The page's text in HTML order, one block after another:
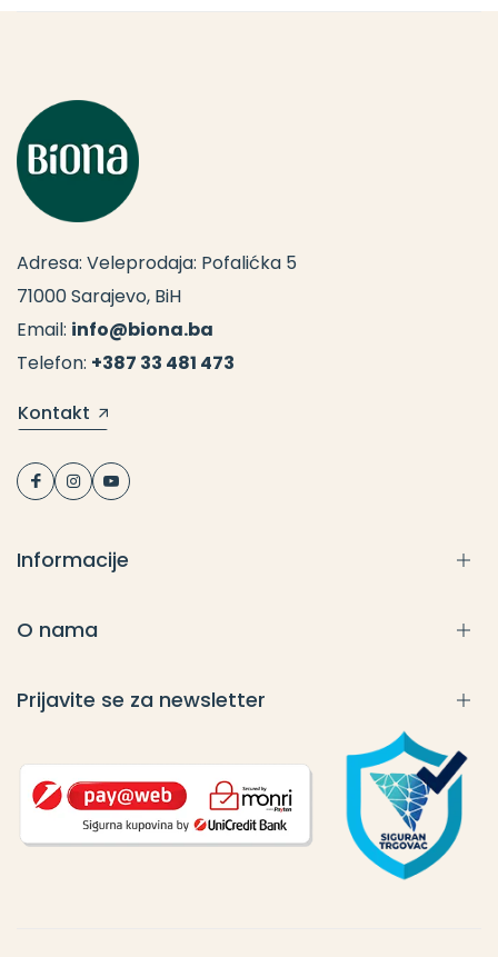
Adresa: Veleprodaja: Pofalićka 5
71000 Sarajevo, BiH
Email: info@biona.ba
Telefon: +387 33 481 473
Kontakt
Informacije
O nama
Prijavite se za newsletter